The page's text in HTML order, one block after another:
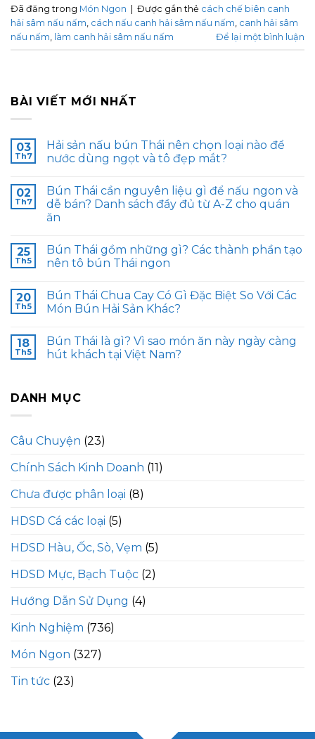
Đã đăng trong Món Ngon Được gắn thẻ cách chế biên canh
hải sâm nấu nấm cách nấu canh hải sâm nấu nấm canh hải sâm
nấu nấm
làm canh hải sâm nấu nấm Để lại một bình luận
BÀI VIẾT MỚI NHẤT
03
Th7
Hải sản nấu bún Thái nên chọn loại nào để
nước dùng ngọt và tô đẹp mắt?
02
Th7
Bún Thái cần nguyên liệu gì để nấu ngon và
dễ bán? Danh sách đầy đủ từ A-Z cho quán
ăn
25
Th5
Bún Thái gồm những gì? Các thành phần tạo
nên tô bún Thái ngon
20
Th5
Bún Thái Chua Cay Có Gì Đặc Biệt So Với Các
Món Bún Hải Sản Khác?
18
Th5
Bún Thái là gì? Vì sao món ăn này ngày càng
hút khách tại Việt Nam?
DANH MỤC
Câu Chuyện (23)
Chính Sách Kinh Doanh (11)
Chưa được phân loại (8)
HDSD Cá các loại (5)
HDSD Hàu, Ốc, Sò, Vẹm (5)
HDSD Mực, Bạch Tuộc (2)
Hướng Dẫn Sử Dụng (4)
Kinh Nghiệm (736)
Món Ngon (327)
Tin tức (23)